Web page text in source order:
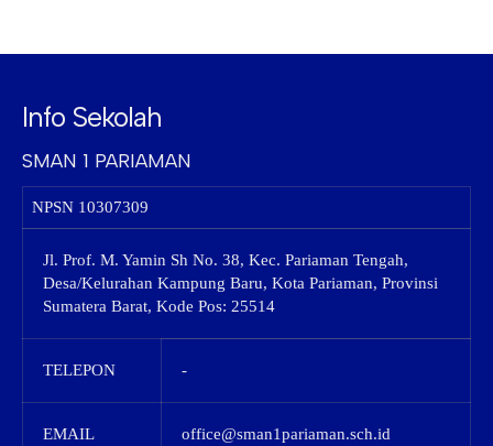
Info Sekolah
SMAN 1 PARIAMAN
NPSN 10307309
Jl. Prof. M. Yamin Sh No. 38, Kec. Pariaman Tengah,
Desa/Kelurahan Kampung Baru, Kota Pariaman, Provinsi
Sumatera Barat, Kode Pos: 25514
TELEPON -
EMAIL office@sman1pariaman.sch.id